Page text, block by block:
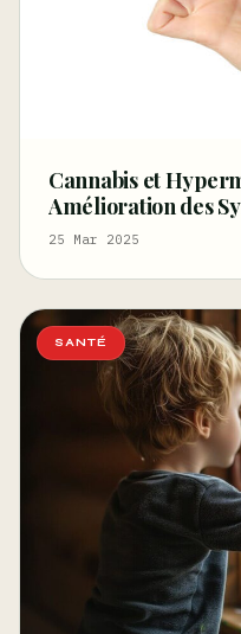
Cannabis et
Amélioration des
Étude Britannique
25 Mar 2025
SANTÉ